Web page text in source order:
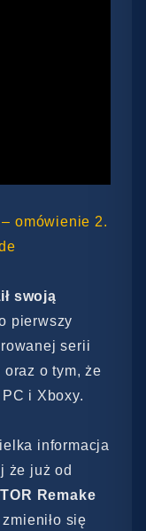
omówienie 2.
swoją
pierwszy
serii
oraz o tym, że
i Xboxy.
informacja
że już od
Remake
zmieniło się